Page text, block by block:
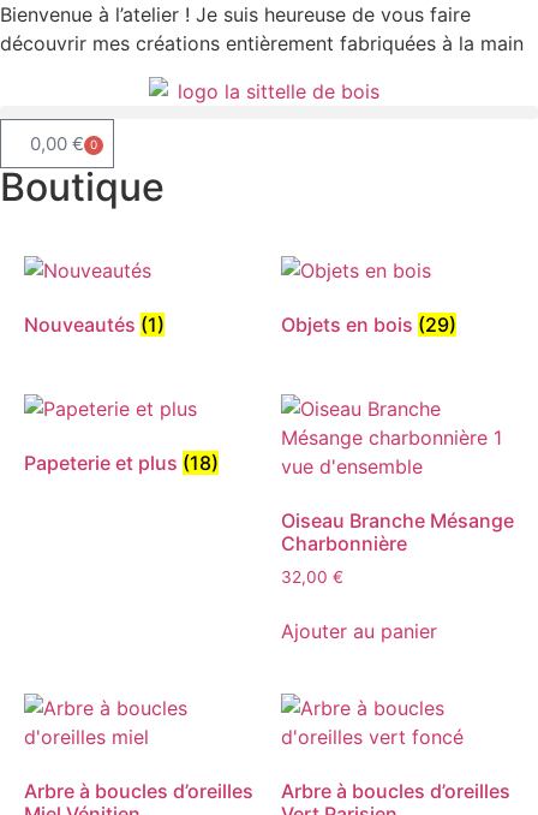
Bienvenue à l’atelier ! Je suis heureuse de vous faire
découvrir mes créations entièrement fabriquées à la main
0,00 € 0
Boutique
Nouveautés (1) Objets en bois (29)
Papeterie et plus (18)
Oiseau Branche Mésange
Charbonnière
32,00 €
Ajouter au panier
Arbre à boucles d’oreilles
Arbre à boucles d’oreilles